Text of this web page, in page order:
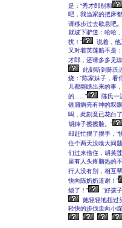
是：“秀才郎别和
吧，我当家的把床
请移步过去歇息吧。
就坡下驴道：哈哈
扰！”
说着，
又对着英莲赔不是
才郎，还请多多见
此刻听到陈氏
烧：“陈家妹子，看
儿都能瞧出来的事
的......”
陈氏一
银屑病亮有神的双
吗，此刻竟已花白
胡婶子擦擦脸。”
却赶忙摆了摆手，“
住个两天没啥大问
们过来借住，胡英
里有人头疼脑热的
行人没有别，相互
快向陈奶奶道谢！”
烦了！”
“好孩
她轻轻地扭过
轻快的步伐走向小